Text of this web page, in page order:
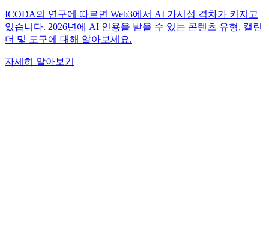
ICODA의 연구에 따르면 Web3에서 AI 가시성 격차가 커지고
있습니다. 2026년에 AI 인용을 받을 수 있는 콘텐츠 유형, 캘린
더 및 도구에 대해 알아보세요.
자세히 알아보기